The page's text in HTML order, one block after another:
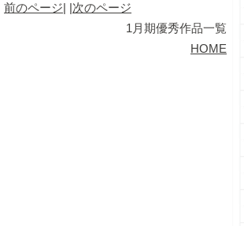
前のページ| |次のページ
1月期優秀作品一覧
HOME